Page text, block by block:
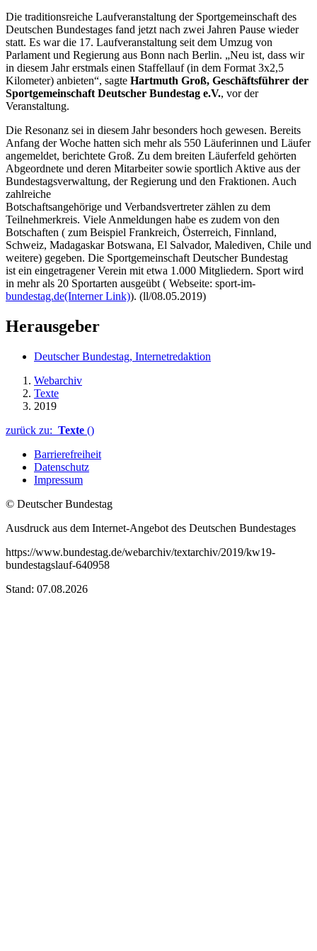
Die traditionsreiche Laufveranstaltung der Sportgemeinschaft des
Deutschen Bundestages fand jetzt nach zwei Jahren Pause wieder
statt. Es war die 17. Laufveranstaltung seit dem Umzug von
Parlament und Regierung aus Bonn nach Berlin. „Neu ist, dass wir
in diesem Jahr erstmals einen Staffellauf (in dem Format 3x2,5
Kilometer) anbieten“, sagte Hartmuth Groß, Geschäftsführer der
Sportgemeinschaft Deutscher Bundestag e.V., vor der
Veranstaltung.
Die Resonanz sei in diesem Jahr besonders hoch gewesen. Bereits
Anfang der Woche hatten sich mehr als 550 Läuferinnen und Läufer
angemeldet, berichtete Groß. Zu dem breiten Läuferfeld gehörten
Abgeordnete und deren Mitarbeiter sowie sportlich Aktive aus der
Bundestagsverwaltung, der Regierung und den Fraktionen. Auch
zahlreiche
Botschaftsangehörige und Verbandsvertreter zählen zu dem
Teilnehmerkreis. Viele Anmeldungen habe es zudem von den
Botschaften ( zum Beispiel Frankreich, Österreich, Finnland,
Schweiz, Madagaskar Botswana, El Salvador, Malediven, Chile und
weitere) gegeben. Die Sportgemeinschaft Deutscher Bundestag
ist ein eingetragener Verein mit etwa 1.000 Mitgliedern. Sport wird
in mehr als 20 Sportarten ausgeübt ( Webseite: sport-im-
bundestag.de(Interner Link)). (ll/08.05.2019)
Herausgeber
Deutscher Bundestag, Internetredaktion
Webarchiv
Texte
2019
zurück zu: Texte ()
Barrierefreiheit
Datenschutz
Impressum
© Deutscher Bundestag
Ausdruck aus dem Internet-Angebot des Deutschen Bundestages
https://www.bundestag.de/webarchiv/textarchiv/2019/kw19-
bundestagslauf-640958
Stand: 07.08.2026